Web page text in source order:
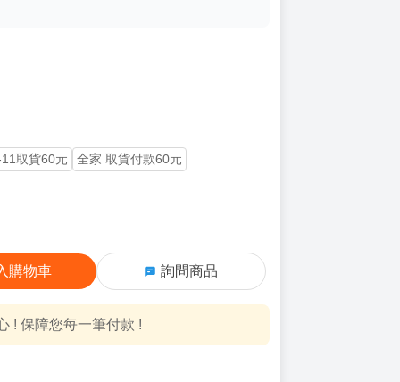
取貨60元
全家 取貨付款60元
購物車 詢問商品
! 保障您每一筆付款 !